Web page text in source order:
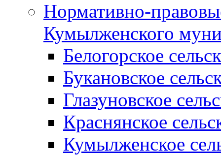
Нормативно-
Кумылженского
Белогорское
Букановское
Глазуновское
Краснянское
Кумылженское